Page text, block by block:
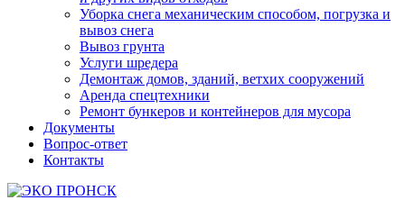
Уборка снега механическим способом, погрузка и
вывоз снега
Вывоз грунта
Услуги шредера
Демонтаж домов, зданий, ветхих сооружений
Аренда спецтехники
Ремонт бункеров и контейнеров для мусора
Документы
Вопрос-ответ
Контакты